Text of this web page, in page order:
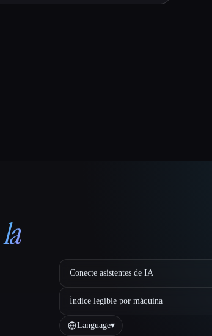
la
Conecte asistentes de IA
Índice legible por máquina
Language▾